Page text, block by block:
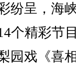
呈，海
个精彩节
园戏《喜